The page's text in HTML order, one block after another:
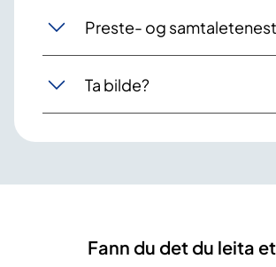
Preste- og
Ta bilde?
Fann du det du leita